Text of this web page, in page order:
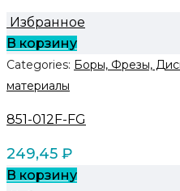
Избранное
В корзину
Categories: Боры, Фрезы,
материалы
851-012F-FG
249,45 ₽
В корзину